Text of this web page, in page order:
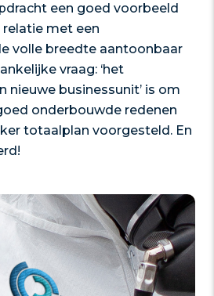
een goed voorbeeld
met een
volle breedte aantoonbaar
vraag: ‘het
nieuwe businessunit’ is om
onderbouwde redenen
totaalplan voorgesteld. En